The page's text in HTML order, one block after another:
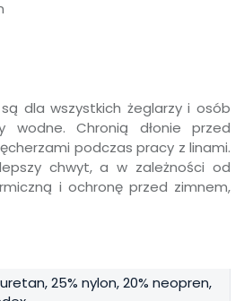
są dla wszystkich żeglarzy i osób
wodne. Chronią dłonie przed
podczas pracy z linami.
chwyt, a w zależności od
i ochronę przed zimnem,
25% nylon, 20% neopren,